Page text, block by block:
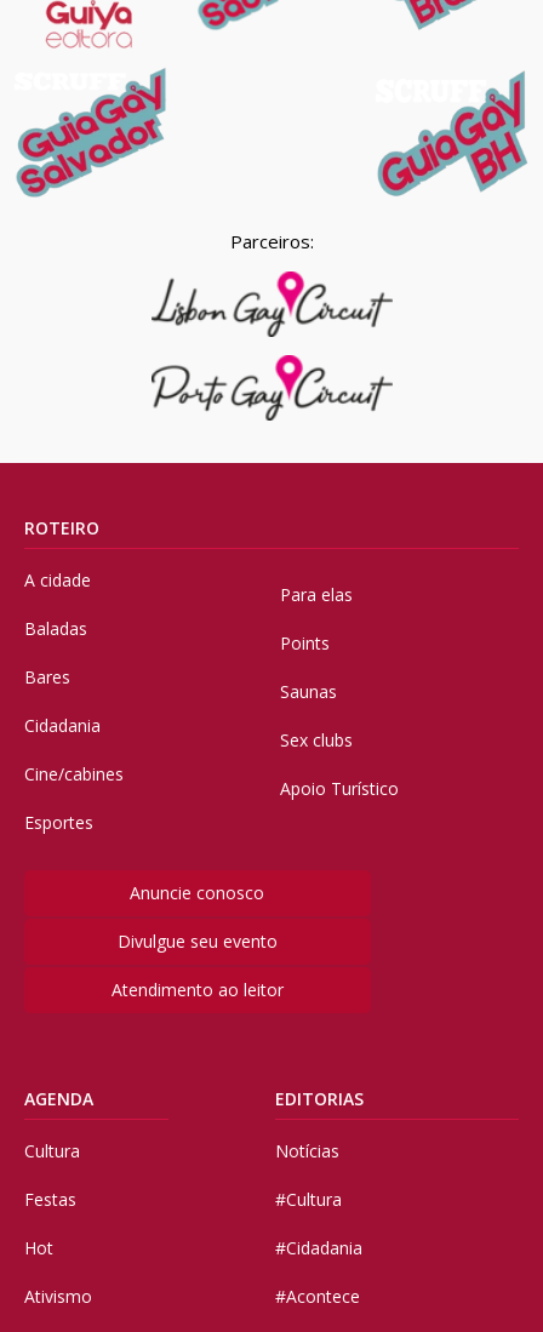
Parceiros:
ROTEIRO
A cidade
Baladas
Bares
Cidadania
Cine/cabines
Esportes
Para elas
Points
Saunas
Sex clubs
Apoio Turístico
Anuncie conosco
Divulgue seu evento
Atendimento ao leitor
AGENDA
Cultura
Festas
Hot
Ativismo
EDITORIAS
Notícias
#Cultura
#Cidadania
#Acontece